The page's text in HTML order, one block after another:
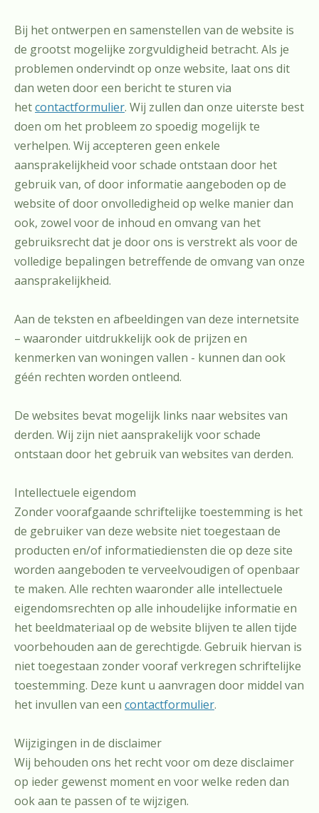
Bij het ontwerpen en samenstellen van de website is
de grootst mogelijke zorgvuldigheid betracht. Als je
problemen ondervindt op onze website, laat ons dit
dan weten door een bericht te sturen via
hetcontactformulier. Wij zullen dan onze uiterste best
doen om het probleem zo spoedig mogelijk te
verhelpen. Wij accepteren geen enkele
aansprakelijkheid voor schade ontstaan door het
gebruik van, of door informatie aangeboden op de
website of door onvolledigheid op welke manier dan
ook, zowel voor de inhoud en omvang van het
gebruiksrecht dat je door ons is verstrekt als voor de
volledige bepalingen betreffende de omvang van onze
aansprakelijkheid.
Aan de teksten en afbeeldingen van deze internetsite
– waaronder uitdrukkelijk ook de prijzen en
kenmerken van woningen vallen - kunnen dan ook
géén rechten worden ontleend.
De websites bevat mogelijk links naar websites van
derden. Wij zijn niet aansprakelijk voor schade
ontstaan door het gebruik van websites van derden.
Intellectuele eigendom
Zonder voorafgaande schriftelijke toestemming is het
de gebruiker van deze website niet toegestaan de
producten en/of informatiediensten die op deze site
worden aangeboden te verveelvoudigen of openbaar
te maken. Alle rechten waaronder alle intellectuele
eigendomsrechten op alle inhoudelijke informatie en
het beeldmateriaal op de website blijven te allen tijde
voorbehouden aan de gerechtigde. Gebruik hiervan is
niet toegestaan zonder vooraf verkregen schriftelijke
toestemming. Deze kunt u aanvragen door middel van
het invullen van een contactformulier.
Wijzigingen in de disclaimer
Wij behouden ons het recht voor om deze disclaimer
op ieder gewenst moment en voor welke reden dan
ook aan te passen of te wijzigen.